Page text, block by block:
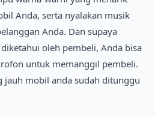
Anda, serta nyalakan musik
Anda. Dan supaya
oleh pembeli, Anda bisa
untuk memanggil pembeli.
jauh mobil anda sudah ditunggu